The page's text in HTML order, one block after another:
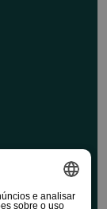
e analisar
sobre o uso